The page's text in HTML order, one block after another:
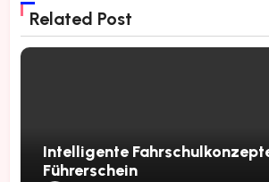
Related Post
Intelligente
Führerschein